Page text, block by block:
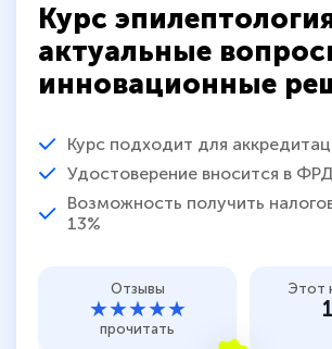
Курс
актуальные
инновационные
Курс подходит для
Удостоверение вносится в
Возможность получить
13%
Отзывы
★★★★★
прочитать
Этот